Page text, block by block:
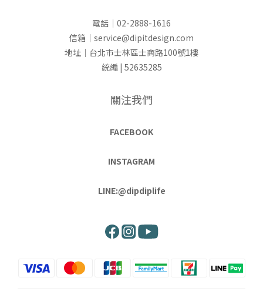
電話｜02-2888-1616
信箱｜service@dipitdesign.com
地址｜台北市士林區士商路100號1樓
統編 | 52635285
關注我們
FACEBOOK
INSTAGRAM
LINE:@dipdiplife